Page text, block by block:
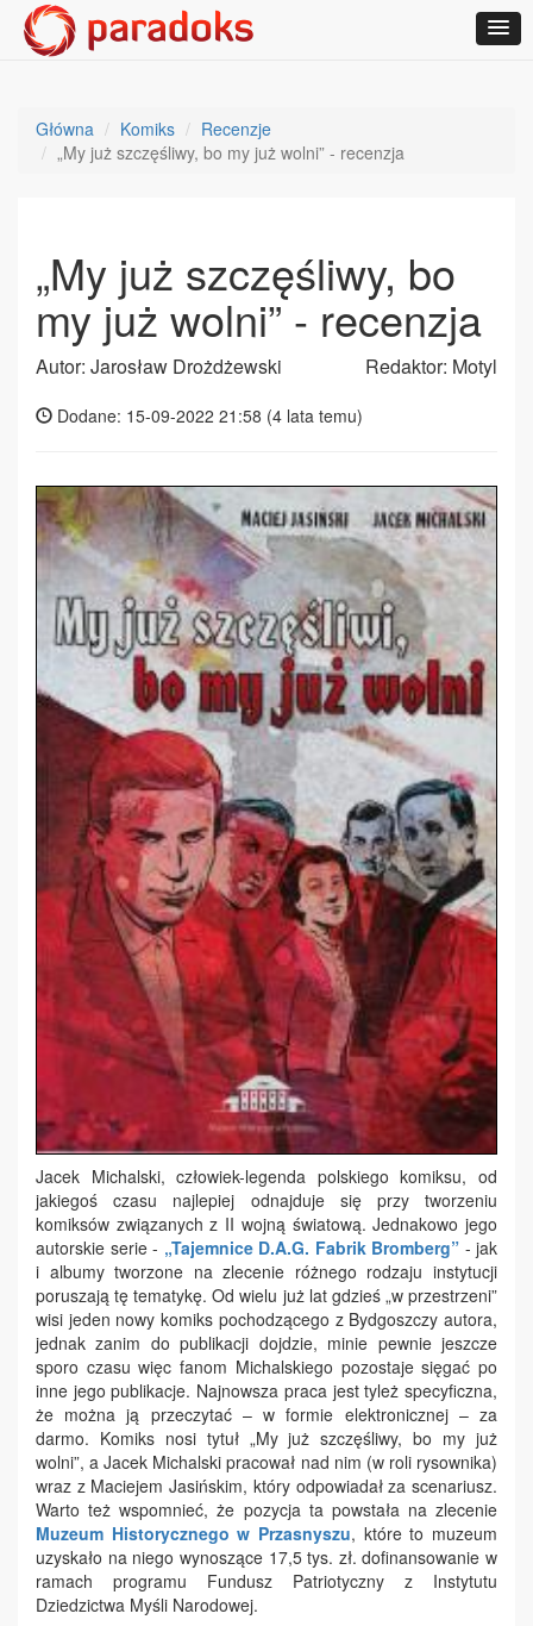
Główna Komiks
Recenzje
„My już szczęśliwy, bo my już wolni” - recenzja
„My już szczęśliwy, bo
my już wolni” - recenzja
Autor: Jarosław Drożdżewski Redaktor: Motyl
Dodane: 15-09-2022 21:58 (4 lata temu)
Jacek Michalski, człowiek-legenda polskiego komiksu, od
jakiegoś czasu najlepiej odnajduje się przy tworzeniu
komiksów związanych z II wojną światową. Jednakowo jego
autorskie serie - „Tajemnice D.A.G. Fabrik Bromberg” - jak
i albumy tworzone na zlecenie różnego rodzaju instytucji
poruszają tę tematykę. Od wielu już lat gdzieś „w przestrzeni”
wisi jeden nowy komiks pochodzącego z Bydgoszczy autora,
jednak zanim do publikacji dojdzie, minie pewnie jeszcze
sporo czasu więc fanom Michalskiego pozostaje sięgać po
inne jego publikacje. Najnowsza praca jest tyleż specyficzna,
że można ją przeczytać – w formie elektronicznej – za
darmo. Komiks nosi tytuł „My już szczęśliwy, bo my już
wolni”, a Jacek Michalski pracował nad nim (w roli rysownika)
wraz z Maciejem Jasińskim, który odpowiadał za scenariusz.
Warto też wspomnieć, że pozycja ta powstała na zlecenie
Muzeum Historycznego w Przasnyszu, które to muzeum
uzyskało na niego wynoszące 17,5 tys. zł. dofinansowanie w
ramach programu Fundusz Patriotyczny z Instytutu
Dziedzictwa Myśli Narodowej.